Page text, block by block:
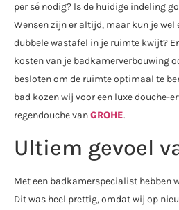
per sé nodig? Is de huidige indeling
Wensen zijn er altijd, maar kun je wel
dubbele wastafel in je ruimte kwijt?
kosten van je badkamerverbouwing
besloten om de ruimte optimaal te
bad kozen wij voor een luxe douche-
regendouche vanGROHE.
Ultiem gevoel
Met een badkamerspecialist hebben
Dit was heel prettig, omdat wij op